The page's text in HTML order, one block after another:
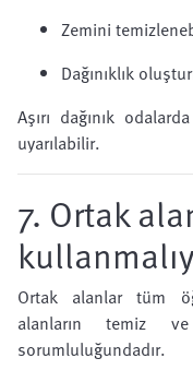
Zemini
Dağınıklık
Aşırı dağınık
uyarılabilir.
7. Ortak
Ortak alanlar tüm
alanların temiz
sorumluluğundadır.